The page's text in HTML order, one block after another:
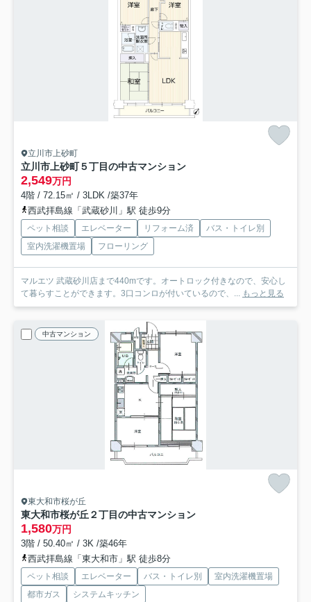
立川市上砂町
立川市上砂町５丁目の中古マンション
2,549万円
4階 / 72.15㎡ / 3LDK /築37年
西武拝島線「武蔵砂川」駅 徒歩9分
ペット相談 エレベーター リフォーム済
バス・トイレ別
室内洗濯機置場
フローリング
マルエツ 武蔵砂川店まで440mです。オートロック付きなので、安心し
て暮らすことができます。3口コンロが付いているので、... もっと見る
中古マンション
東大和市桜が丘
東大和市桜が丘２丁目の中古マンション
1,580万円
3階 / 50.40㎡ / 3K /築46年
西武拝島線「東大和市」駅 徒歩8分
ペット相談 エレベーター バス・トイレ別
室内洗濯機置場
都市ガス
システムキッチン